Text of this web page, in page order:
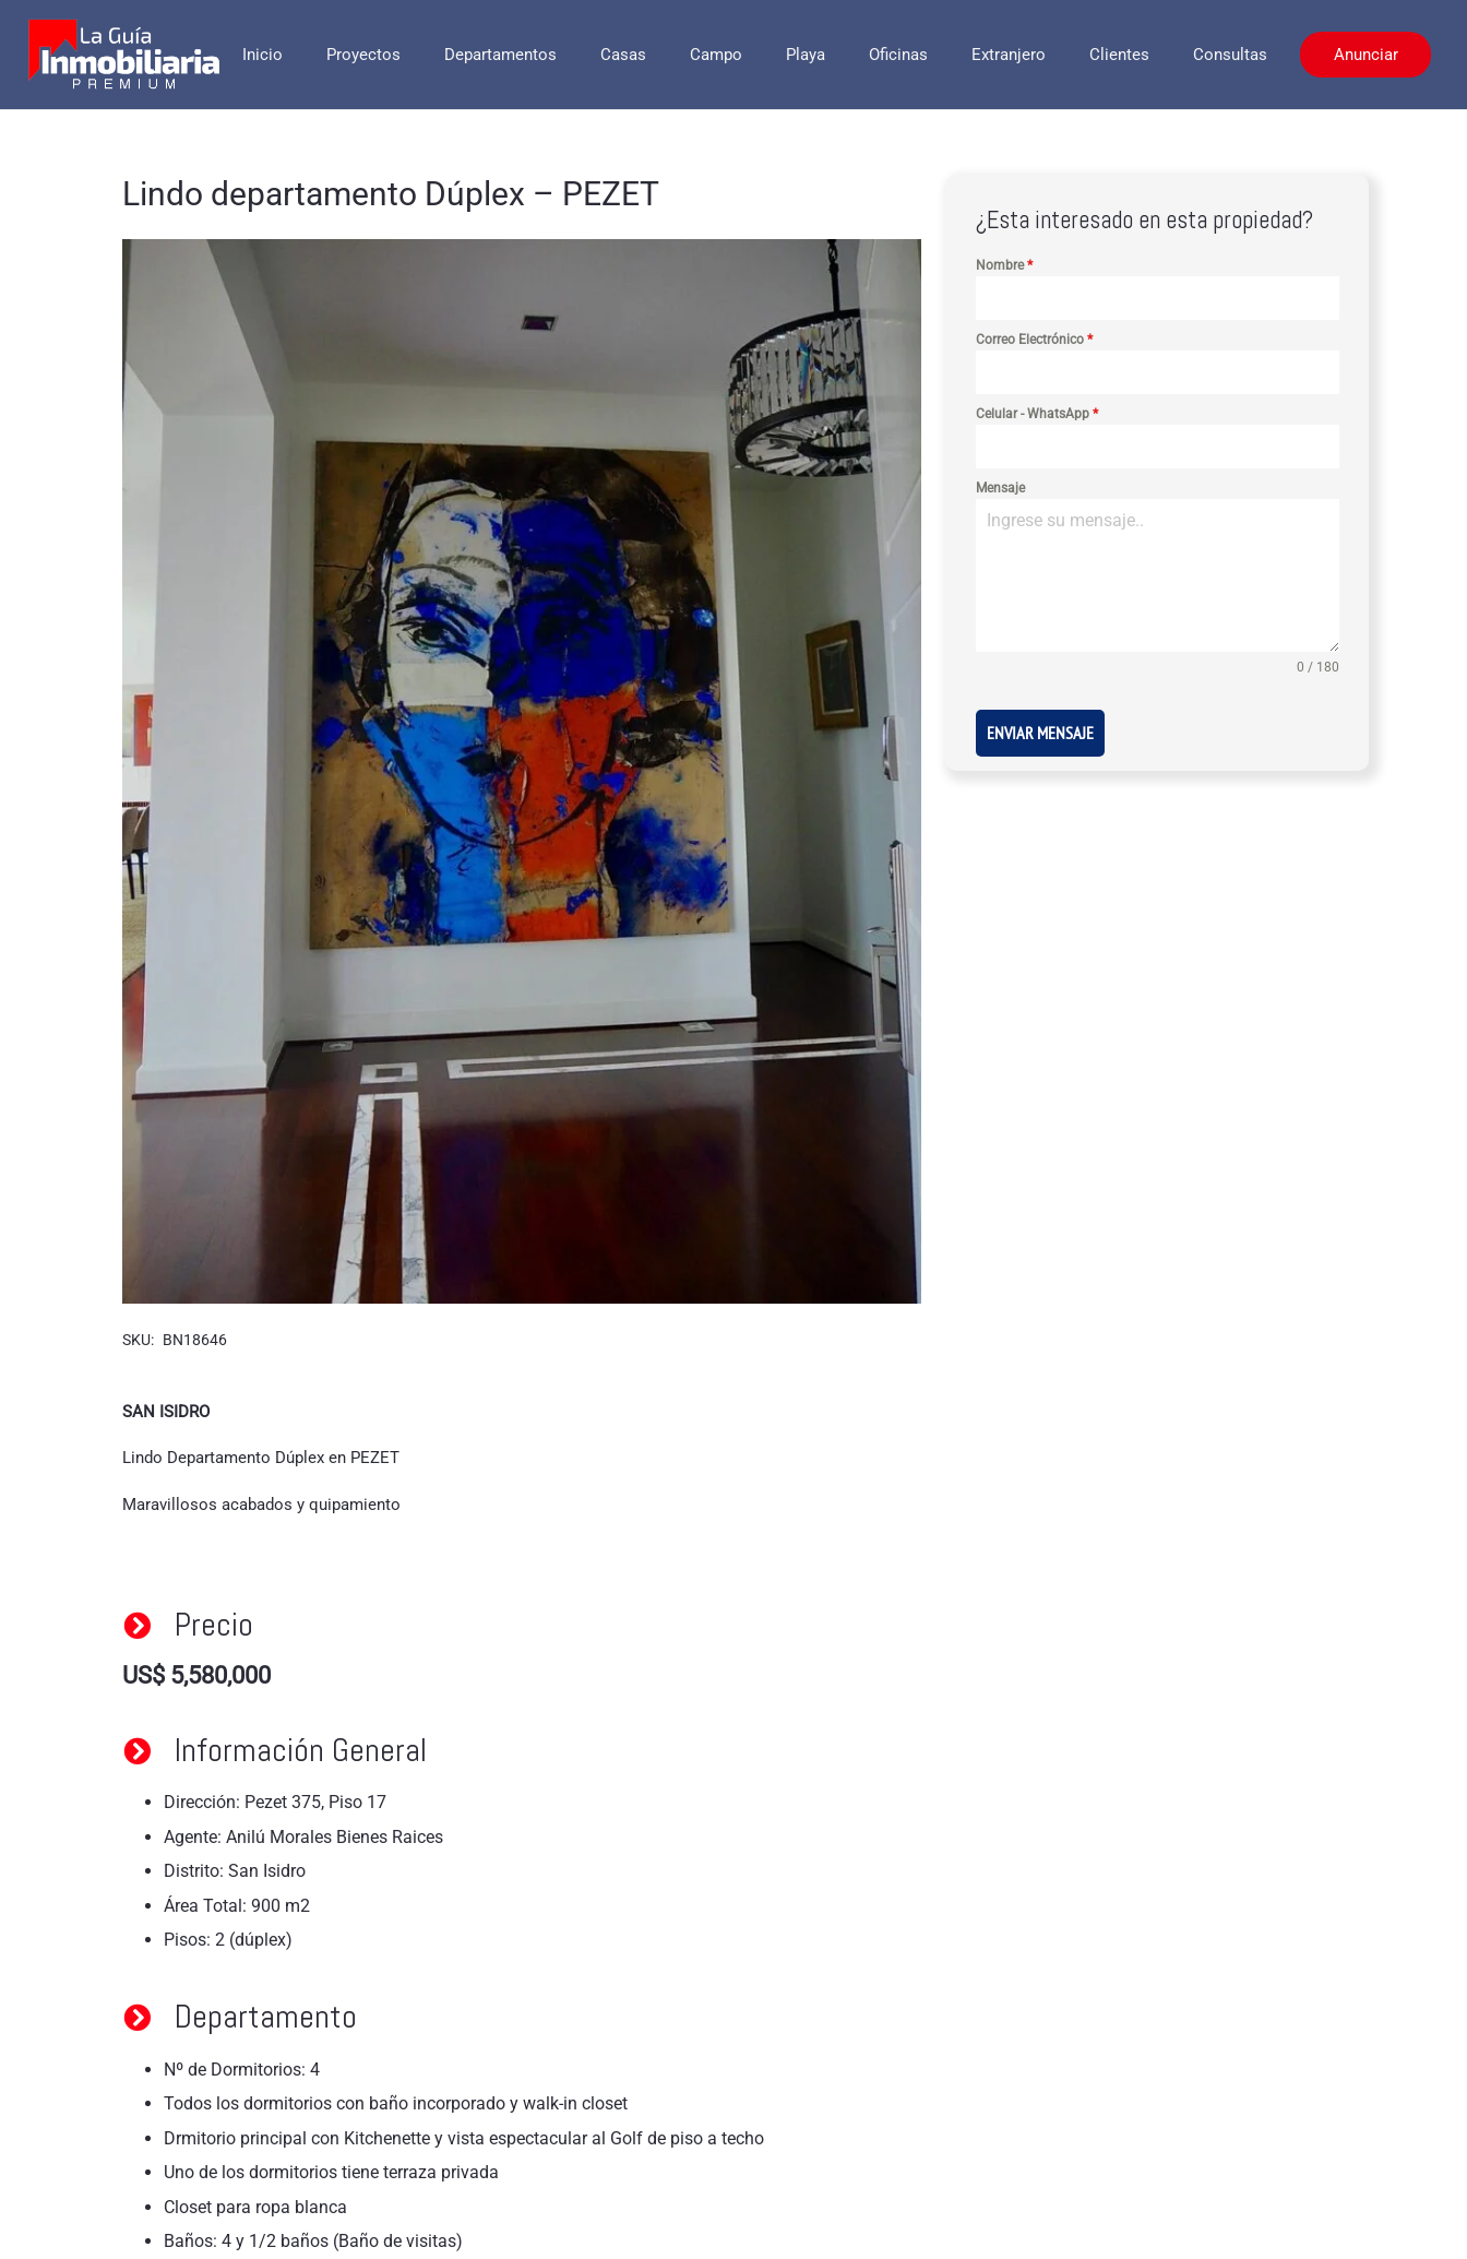
Inicio Proyectos Departamentos Casas Campo Playa Oficinas Extranjero Clientes Consultas Anunciar
Lindo departamento Dúplex – PEZET
SKU: BN18646
SAN ISIDRO
Lindo Departamento Dúplex en PEZET
Maravillosos acabados y quipamiento
Precio
US$ 5,580,000
Información General
Dirección: Pezet 375, Piso 17
Agente: Anilú Morales Bienes Raices
Distrito: San Isidro
Área Total: 900 m2
Pisos: 2 (dúplex)
Departamento
Nº de Dormitorios: 4
Todos los dormitorios con baño incorporado y walk-in closet
Drmitorio principal con Kitchenette y vista espectacular al Golf de piso a techo
Uno de los dormitorios tiene terraza privada
Closet para ropa blanca
Baños: 4 y 1/2 baños (Baño de visitas)
¿Esta interesado en esta propiedad?
Nombre*
Correo Electrónico *
Celular - WhatsApp *
Mensaje
0 / 180
ENVIAR MENSAJE